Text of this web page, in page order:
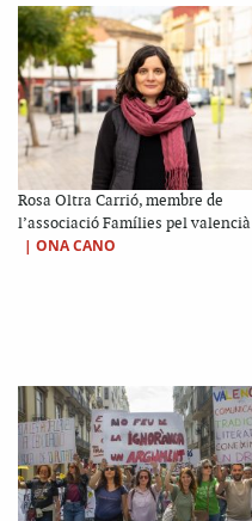
Rosa Oltra Carrió, membre de
l’associació Famílies pel valencià
| ONA CANO